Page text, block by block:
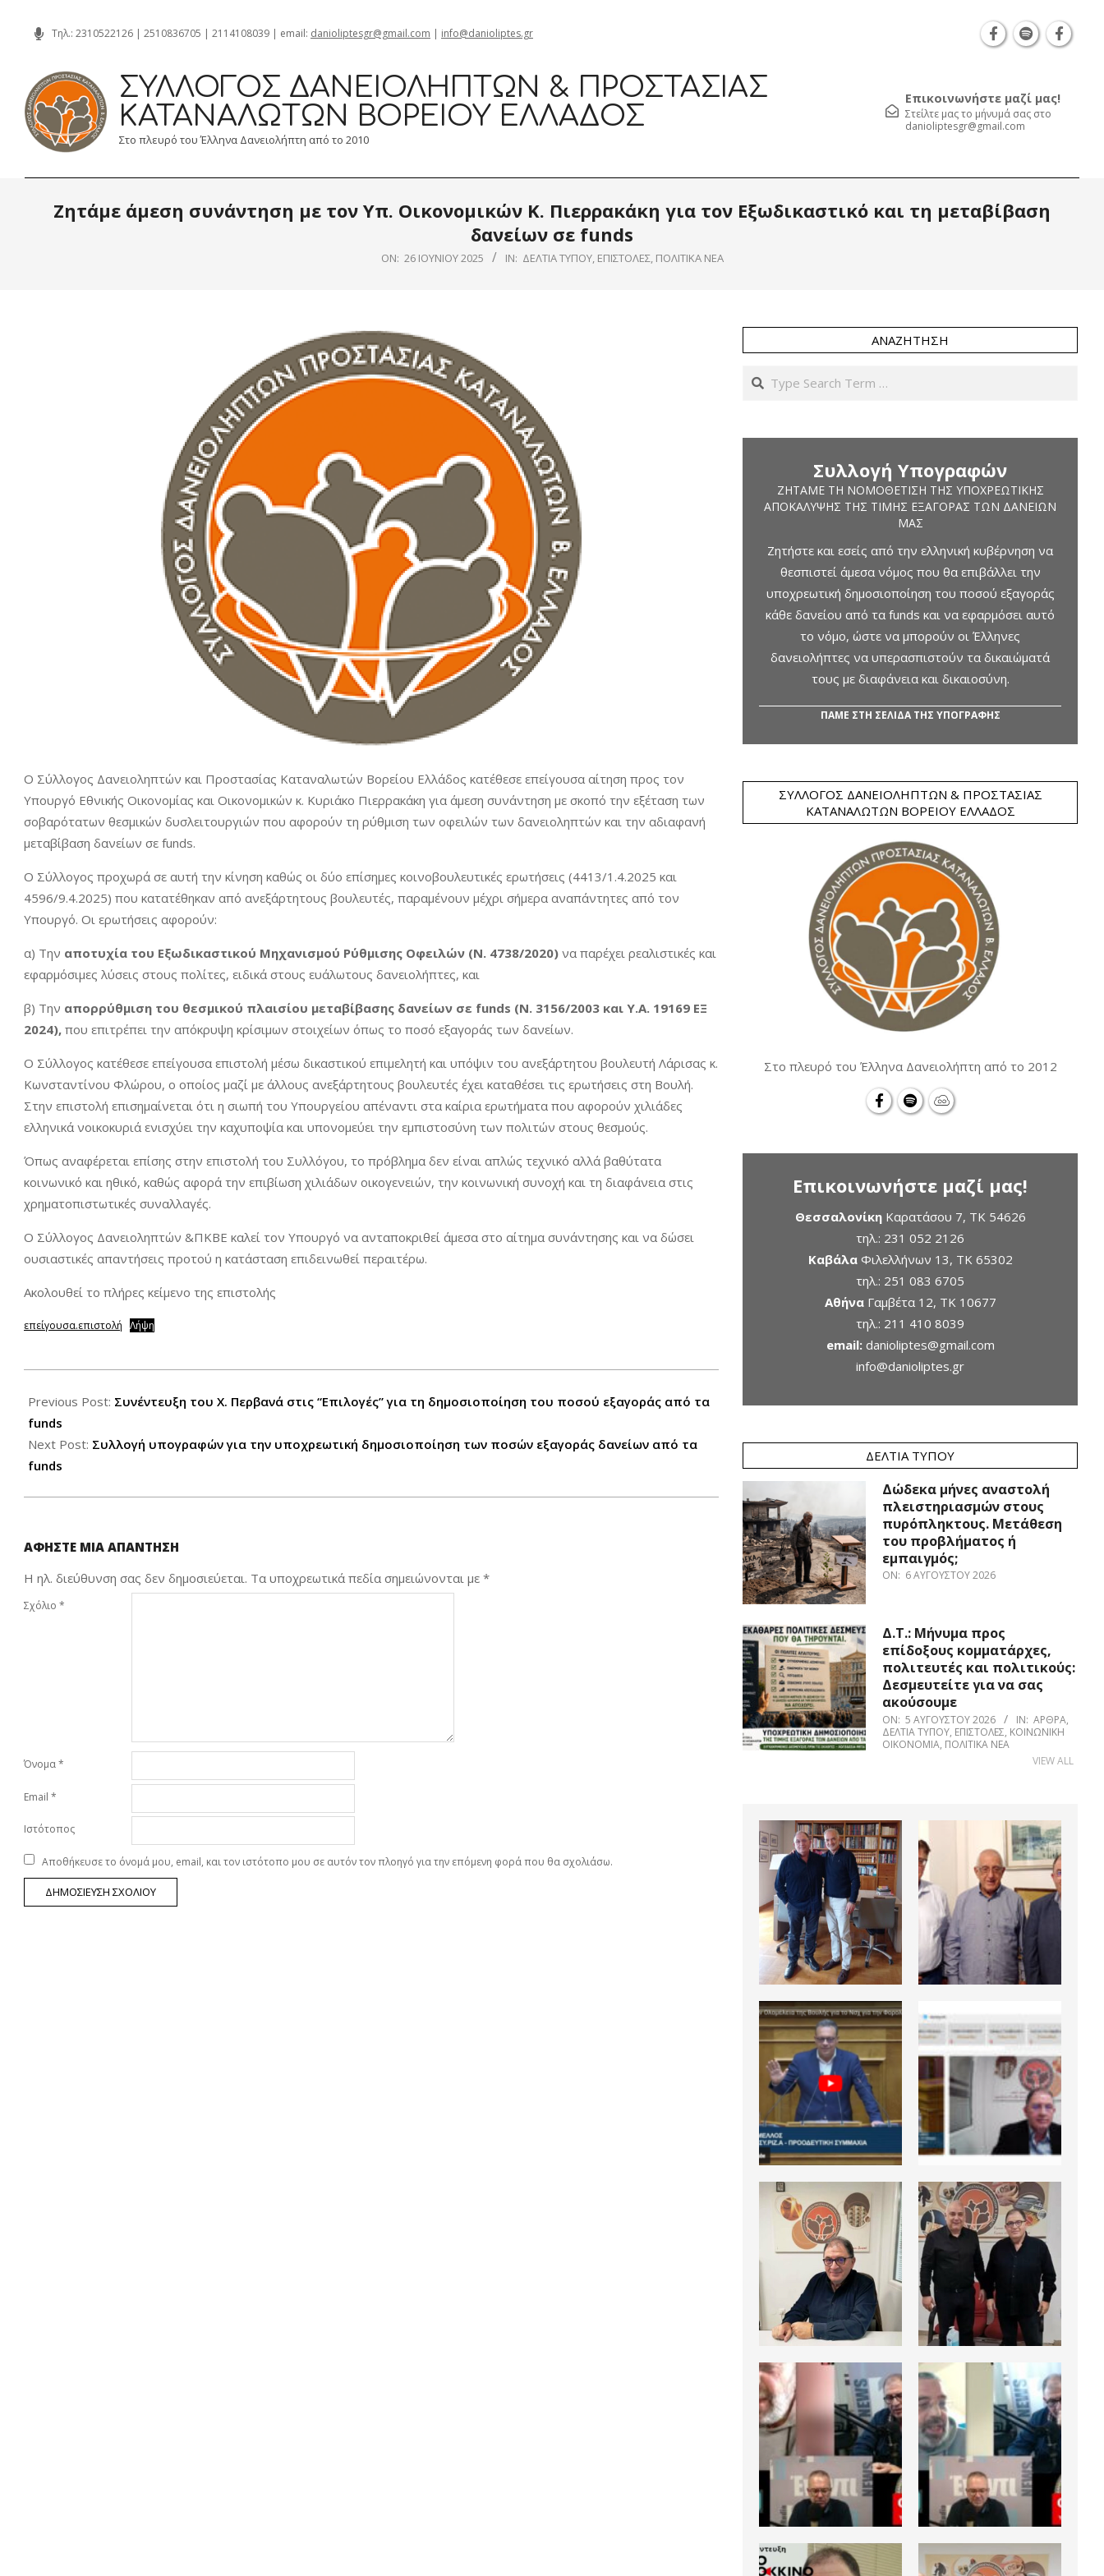
content
Τηλ.: 2310522126 | 2510836705 | 2114108039 | email: danioliptesgr@gmail.com | info@danioliptes.gr
ΣΎΛΛΟΓΟΣ ΔΑΝΕΙΟΛΗΠΤΏΝ & ΠΡΟΣΤΑΣΊΑΣ
ΚΑΤΑΝΑΛΩΤΏΝ ΒΟΡΕΊΟΥ ΕΛΛΆΔΟΣ
Στο πλευρό του Έλληνα Δανειολήπτη από το 2010
Επικοινωνήστε μαζί μας!
Στείλτε μας το μήνυμά σας στο
danioliptesgr@gmail.com
Ζητάμε άμεση συνάντηση με τον Υπ. Οικονομικών Κ. Πιερρακάκη για τον Εξωδικαστικό και τη μεταβίβαση
δανείων σε funds
ON: 26 ΙΟΥΝΊΟΥ 2025 IN: ΔΕΛΤΊΑ ΤΎΠΟΥ, ΕΠΙΣΤΟΛΈΣ, ΠΟΛΙΤΙΚΆ ΝΈΑ
Ο Σύλλογος Δανειοληπτών και Προστασίας Καταναλωτών Βορείου Ελλάδος κατέθεσε επείγουσα αίτηση προς τον
Υπουργό Εθνικής Οικονομίας και Οικονομικών κ. Κυριάκο Πιερρακάκη για άμεση συνάντηση με σκοπό την εξέταση των
σοβαρότατων θεσμικών δυσλειτουργιών που αφορούν τη ρύθμιση των οφειλών των δανειοληπτών και την αδιαφανή
μεταβίβαση δανείων σε funds.
Ο Σύλλογος προχωρά σε αυτή την κίνηση καθώς οι δύο επίσημες κοινοβουλευτικές ερωτήσεις (4413/1.4.2025 και
4596/9.4.2025) που κατατέθηκαν από ανεξάρτητους βουλευτές, παραμένουν μέχρι σήμερα αναπάντητες από τον
Υπουργό. Οι ερωτήσεις αφορούν:
α) Την αποτυχία του Εξωδικαστικού Μηχανισμού Ρύθμισης Οφειλών (Ν. 4738/2020) να παρέχει ρεαλιστικές και
εφαρμόσιμες λύσεις στους πολίτες, ειδικά στους ευάλωτους δανειολήπτες, και
β) Την απορρύθμιση του θεσμικού πλαισίου μεταβίβασης δανείων σε funds (Ν. 3156/2003 και Υ.Α. 19169 ΕΞ
2024), που επιτρέπει την απόκρυψη κρίσιμων στοιχείων όπως το ποσό εξαγοράς των δανείων.
Ο Σύλλογος κατέθεσε επείγουσα επιστολή μέσω δικαστικού επιμελητή και υπόψιν του ανεξάρτητου βουλευτή Λάρισας κ.
Κωνσταντίνου Φλώρου, ο οποίος μαζί με άλλους ανεξάρτητους βουλευτές έχει καταθέσει τις ερωτήσεις στη Βουλή.
Στην επιστολή επισημαίνεται ότι η σιωπή του Υπουργείου απέναντι στα καίρια ερωτήματα που αφορούν χιλιάδες
ελληνικά νοικοκυριά ενισχύει την καχυποψία και υπονομεύει την εμπιστοσύνη των πολιτών στους θεσμούς.
Όπως αναφέρεται επίσης στην επιστολή του Συλλόγου, το πρόβλημα δεν είναι απλώς τεχνικό αλλά βαθύτατα
κοινωνικό και ηθικό, καθώς αφορά την επιβίωση χιλιάδων οικογενειών, την κοινωνική συνοχή και τη διαφάνεια στις
χρηματοπιστωτικές συναλλαγές.
Ο Σύλλογος Δανειοληπτών &ΠΚΒΕ καλεί τον Υπουργό να ανταποκριθεί άμεσα στο αίτημα συνάντησης και να δώσει
ουσιαστικές απαντήσεις προτού η κατάσταση επιδεινωθεί περαιτέρω.
Ακολουθεί το πλήρες κείμενο της επιστολής
επείγουσα.επιστολή Λήψη
06-
26
Previous Post: Συνέντευξη του Χ. Περβανά στις “Επιλογές” για τη δημοσιοποίηση του ποσού εξαγοράς από τα
funds
Next Post: Συλλογή υπογραφών για την υποχρεωτική δημοσιοποίηση των ποσών εξαγοράς δανείων από τα
funds
ΑΦΉΣΤΕ ΜΙΑ ΑΠΆΝΤΗΣΗ
Η ηλ. διεύθυνση σας δεν δημοσιεύεται. Τα υποχρεωτικά πεδία σημειώνονται με *
Σχόλιο *
Όνομα*
Email *
Ιστότοπος
Αποθήκευσε το όνομά μου, email, και τον ιστότοπο μου σε αυτόν τον πλοηγό για την επόμενη φορά που θα σχολιάσω.
ΑΝΑΖΉΤΗΣΗ
Search
Συλλογή Υπογραφών
ΖΗΤΆΜΕ ΤΗ ΝΟΜΟΘΈΤΙΣΗ ΤΗΣ ΥΠΟΧΡΕΩΤΙΚΉΣ
ΑΠΟΚΆΛΥΨΗΣ ΤΗΣ ΤΙΜΉΣ ΕΞΑΓΟΡΆΣ ΤΩΝ ΔΑΝΕΊΩΝ
ΜΑΣ
Ζητήστε και εσείς από την ελληνική κυβέρνηση να
θεσπιστεί άμεσα νόμος που θα επιβάλλει την
υποχρεωτική δημοσιοποίηση του ποσού εξαγοράς
κάθε δανείου από τα funds και να εφαρμόσει αυτό
το νόμο, ώστε να μπορούν οι Έλληνες
δανειολήπτες να υπερασπιστούν τα δικαιώματά
τους με διαφάνεια και δικαιοσύνη.
ΠΑΜΕ ΣΤΗ ΣΕΛΙΔΑ ΤΗΣ ΥΠΟΓΡΑΦΗΣ
ΣΎΛΛΟΓΟΣ ΔΑΝΕΙΟΛΗΠΤΏΝ & ΠΡΟΣΤΑΣΊΑΣ
ΚΑΤΑΝΑΛΩΤΏΝ ΒΟΡΕΊΟΥ ΕΛΛΆΔΟΣ
Στο πλευρό του Έλληνα Δανειολήπτη από το 2012
Επικοινωνήστε μαζί μας!
ΘεσσαλονίκηΚαρατάσου 7, TK 54626
τηλ.: 231 052 2126
ΚαβάλαΦιλελλήνων 13, ΤΚ 65302
τηλ.: 251 083 6705
ΑθήναΓαμβέτα 12, ΤΚ 10677
τηλ.: 211 410 8039
email: danioliptes@gmail.com
info@danioliptes.gr
ΔΕΛΤΊΑ ΤΎΠΟΥ
Δώδεκα μήνες αναστολή
πλειστηριασμών στους
πυρόπληκτους. Μετάθεση
του προβλήματος ή
εμπαιγμός;
ON: 6 ΑΥΓΟΎΣΤΟΥ 2026
Δ.Τ.: Μήνυμα προς
επίδοξους κομματάρχες,
πολιτευτές και πολιτικούς:
Δεσμευτείτε για να σας
ακούσουμε
ON: 5 ΑΥΓΟΎΣΤΟΥ 2026 IN: ΆΡΘΡΑ,
ΔΕΛΤΊΑ ΤΎΠΟΥ, ΕΠΙΣΤΟΛΈΣ, ΚΟΙΝΩΝΙΚΉ
ΟΙΚΟΝΟΜΊΑ, ΠΟΛΙΤΙΚΆ ΝΈΑ
VIEW ALL